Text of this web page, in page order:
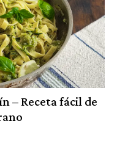
– Receta fácil de